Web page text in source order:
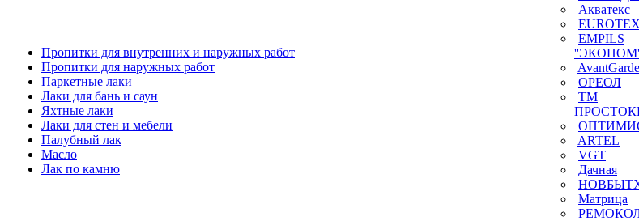
Пропитки для внутренних и наружных работ
Пропитки для наружных работ
Паркетные лаки
Лаки для бань и саун
Яхтные лаки
Лаки для стен и мебели
Палубный лак
Масло
Лак по камню
Акватекс
EUROTEX
EMPILS
AvantGarde
ОРЕОЛ
ТМ
ARTEL
VGT
Дачная
Матрица